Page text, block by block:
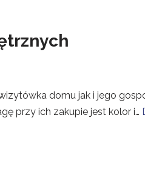
domu jak i jego
przy ich zakupie jest kolor i…